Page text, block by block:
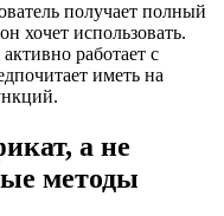
получает полный
хочет использовать.
работает с
иметь на
а не
методы